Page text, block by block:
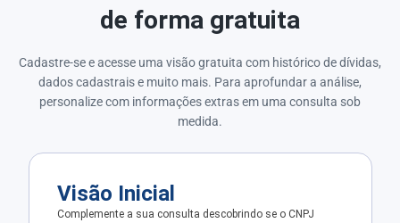
de forma gratuita
Cadastre-se e acesse uma visão gratuita com histórico de dívidas,
dados cadastrais e muito mais. Para aprofundar a análise,
personalize com informações extras em uma consulta sob
medida.
Visão Inicial
Complemente a sua consulta descobrindo se o CNPJ